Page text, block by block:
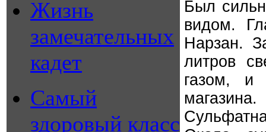
Жизнь
замечательных
кадет
Самый
здоровый класс
Был
видом.
Нарзан.
литров
газом, и